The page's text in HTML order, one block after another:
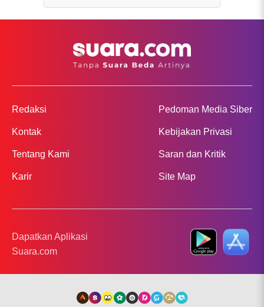
Redaksi
Kontak
Tentang Kami
Karir
Pedoman Media Siber
Kebijakan Privasi
Saran dan Kritik
Site Map
Dapatkan Aplikasi
Suara.com